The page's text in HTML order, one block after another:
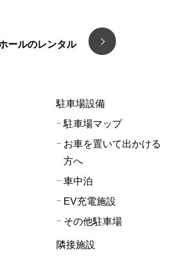
ールのレンタル
駐車場設備
駐車場マップ
お車を置いて出かける
方へ
車中泊
EV充電施設
その他駐車場
隣接施設